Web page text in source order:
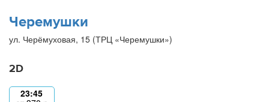
Черемушки
ул. Черёмуховая, 15 (ТРЦ «Черемушки»)
2D
23:45